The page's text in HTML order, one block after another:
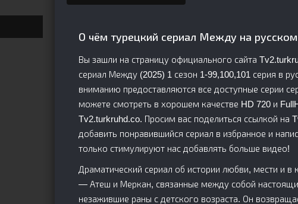
О чём турецкий сериал Между на
Вы зашли на страницу официального сайта
сериал Между (2025) 1 сезон 1-99,100,101 серия в
вниманию предоставляются все доступные серии
можете смотреть в хорошем качестве HD 720 и
Tv2.turkruhd.co. Просим вас поделиться ссылкой
добавить понравившийся сериал в избранное и
только стимулируют нас добавлять больше видео!
Драматический сериал об истории любви, мести и
— Атеш и Меркан, связанные между собой
незажившие раны с детского возраста. Он